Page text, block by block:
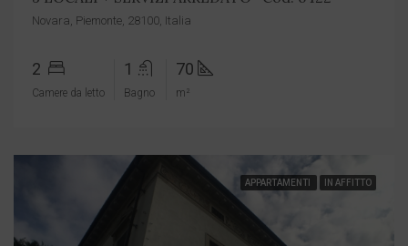
Novara, Piemonte, 28100, Italia
2
Camere da letto
1
Bagno
70
m²
APPARTAMENTI IN AFFITTO